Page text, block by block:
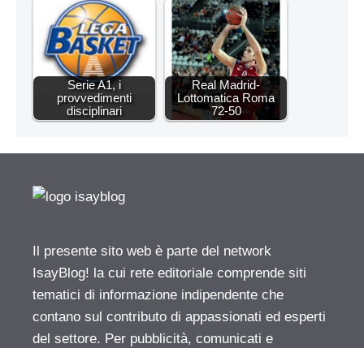
Serie A1, i
provvedimenti
disciplinari
Real Madrid-
Lottomatica Roma
72-50
Il presente sito web è parte del network
IsayBlog! la cui rete editoriale comprende siti
tematici di informazione indipendente che
contano sul contributo di appassionati ed esperti
del settore. Per pubblicità, comunicati e